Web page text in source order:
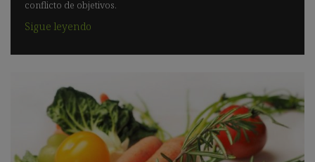
conflicto de objetivos.
Sigue leyendo